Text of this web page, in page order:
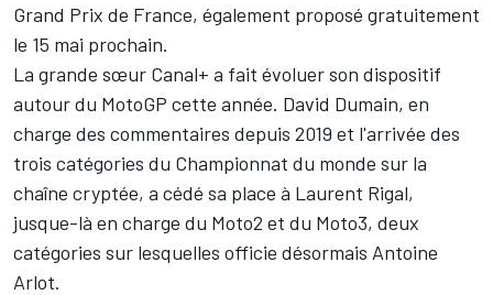
Grand Prix de France, également proposé gratuitement
le 15 mai prochain.
La grande sœur Canal+ a fait évoluer son dispositif
autour du MotoGP cette année. David Dumain, en
charge des commentaires depuis 2019 et l'arrivée des
trois catégories du Championnat du monde sur la
chaîne cryptée, a cédé sa place à Laurent Rigal,
jusque-là en charge du Moto2 et du Moto3, deux
catégories sur lesquelles officie désormais Antoine
Arlot.